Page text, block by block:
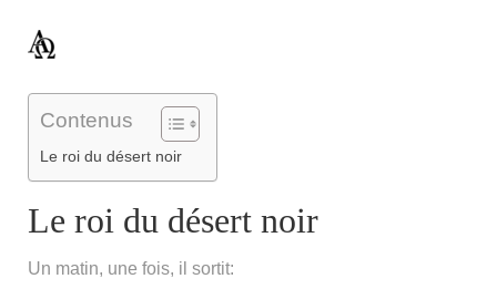
Contenus
Le roi du désert noir
Le roi du désert noir
Un matin, une fois, il sortit: